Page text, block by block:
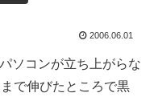
2006.06.01
ソコンが立ち上がらな
で伸びたところで黒